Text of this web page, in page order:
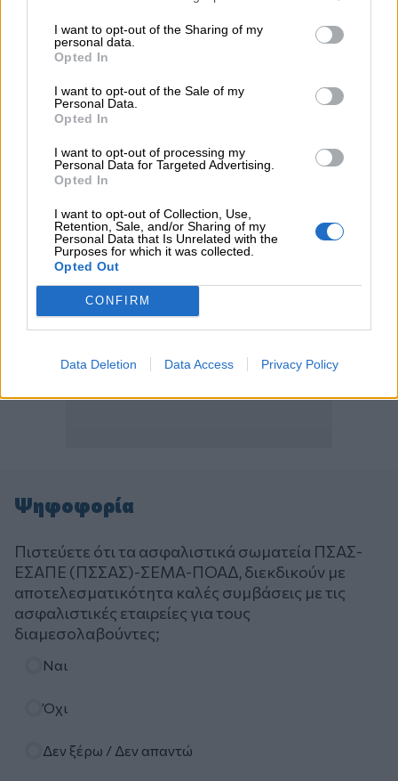
I want to opt-out of the Sharing of my
personal data.
Opted In
I want to opt-out of the Sale of my
Personal Data.
Opted In
I want to opt-out of processing my
Personal Data for Targeted Advertising.
Opted In
I want to opt-out of Collection, Use,
Retention, Sale, and/or Sharing of my
Personal Data that Is Unrelated with the
Purposes for which it was collected.
Opted Out
CONFIRM
Data Deletion Data Access Privacy Policy
Αντώνης Βουκλαρής - «ΕΡΡΙΚΟΣ ΝΤΥΝΑΝ»
Η νέα εποχή στην εκπαίδευση των ασφαλιστικών
διαμεσολαβητών
ΠΕΡΙΣΣΟΤΕΡΑ
Ψηφοφορία
Πιστεύετε ότι τα ασφαλιστικά σωματεία ΠΣΑΣ-
ΕΣΑΠΕ (ΠΣΣΑΣ)-ΣΕΜΑ-ΠΟΑΔ, διεκδικούν με
αποτελεσματικότητα καλές συμβάσεις με τις
ασφαλιστικές εταιρείες για τους
διαμεσολαβούντες;
Ναι
Όχι
Δεν ξέρω / Δεν απαντώ